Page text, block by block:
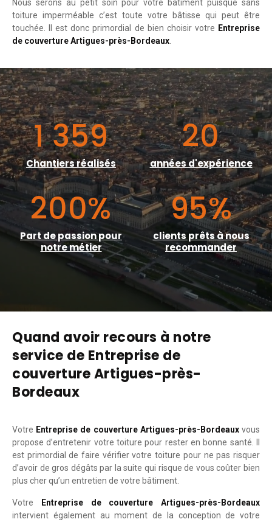
Nous serons au petit soin pour votre bâtiment puisque sans
toiture imperméable c’est toute votre bâtisse qui peut être
touchée. Il est donc primordial de bien choisir votre Entreprise
de couverture Artigues-près-Bordeaux
1 359
Chantiers réalisés
20
années d'expérience
200%
Part de passion pour
notre métier
95%
clients prêts à nous
recommander
Quand avoir recours à notre
service de Entreprise de
couverture Artigues-près-
Bordeaux
Votre Entreprise de couverture Artigues-près-Bordeauxvous
propose d’entretenir votre toiture pour rester en bonne santé. Il
est primordial de faire vérifier votre toiture pour ne pas risquer
d’avoir de gros dégâts par la suite qui risque de vous coûter bien
plus cher qu’un entretien de votre bâtiment.
Votre
Entreprise de couverture Artigues-près-Bordeaux
intervient également au moment de la conception de votre